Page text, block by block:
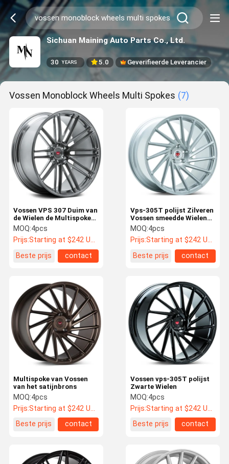
Sichuan Maining Auto Parts Co., Ltd.
30 YEARS 5.0 Geverifieerde Leverancier
Vossen Monoblock Wheels Multi Spokes (7)
Vossen VPS 307 Duim van
de Wielen de Multispokes
16-24 van Vossen
Monoblock
MOQ:4pcs
Prijs:Starting at $242 US Dollars ea
Beste prijs
contact
Vps-305T polijst Zilveren
Vossen smeedde Wielen
Monoblock Multispokes
MOQ:4pcs
Prijs:Starting at $242 US Dollars ea
Beste prijs
contact
Multispoke van Vossen
van het satijnbrons
MOQ:4pcs
Prijs:Starting at $242 US Dollars ea
Beste prijs
contact
Vossen vps-305T polijst
Zwarte Wielen
MOQ:4pcs
Prijs:Starting at $242 US Dollars ea
Beste prijs
contact